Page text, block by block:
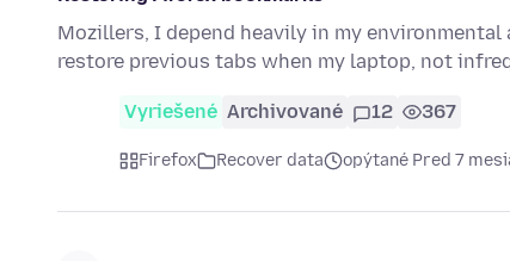
Mozillers, I depend heavily in my
restore previous tabs when my laptop, not
Vyriešené Archivované 12 367
Firefox Recover data opýtané Pred 7